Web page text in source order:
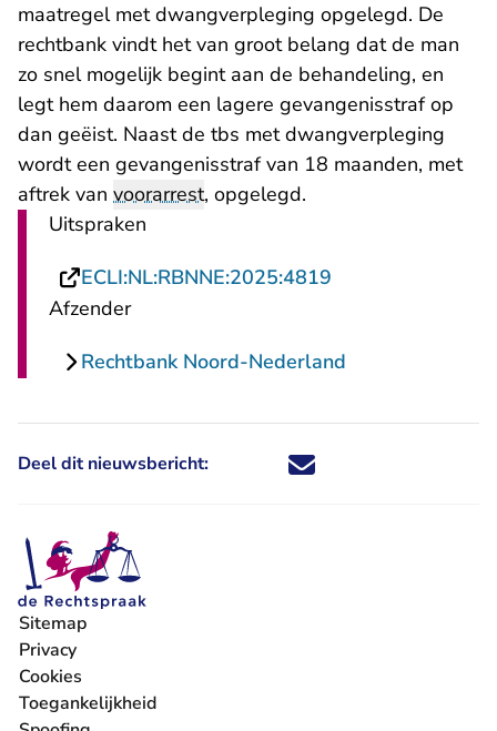
maatregel met dwangverpleging opgelegd. De
rechtbank vindt het van groot belang dat de man
zo snel mogelijk begint aan de behandeling, en
legt hem daarom een lagere gevangenisstraf op
dan geëist. Naast de tbs met dwangverpleging
wordt een gevangenisstraf van 18 maanden, met
aftrek van voorarrest, opgelegd.
Uitspraken
ECLI:NL:RBNNE:2025:4819
Afzender
Rechtbank Noord-Nederland
Deel dit nieuwsbericht: Deel dit nieuwsbericht via X -
Deel dit nieuwsbericht via
Deel dit nieuwsbericht
Deel dit
Sitemap
Privacy
Cookies
Toegankelijkheid